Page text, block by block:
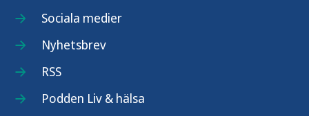
Sociala medier
Nyhetsbrev
RSS
Podden Liv & hälsa